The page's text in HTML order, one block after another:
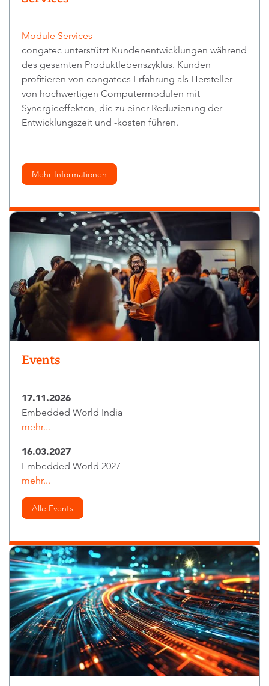
Module Services
congatec unterstützt Kundenentwicklungen während
des gesamten Produktlebenszyklus. Kunden
profitieren von congatecs Erfahrung als Hersteller
von hochwertigen Computermodulen mit
Synergieeffekten, die zu einer Reduzierung der
Entwicklungszeit und -kosten führen.
Mehr Informationen
Events
17.11.2026
Embedded World India
mehr...
16.03.2027
Embedded World 2027
mehr...
Alle Events